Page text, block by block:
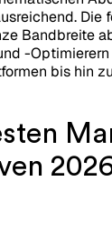
Die
Bandbreite
-
bis hin